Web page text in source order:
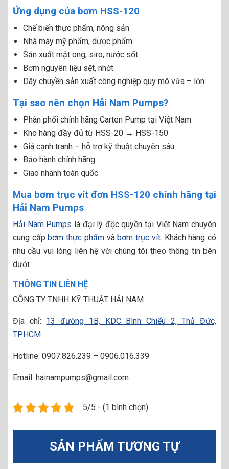
Ứng dụng của bơm HSS-120
Chế biến thực phẩm, nông sản
Nhà máy mỹ phẩm, dược phẩm
Sản xuất mật ong, siro, nước sốt
Bơm nguyên liệu sệt, nhớt
Dây chuyền sản xuất công nghiệp quy mô vừa – lớn
Tại sao nên chọn Hải Nam Pumps?
Phân phối chính hãng Carten Pump tại Việt Nam
Kho hàng đầy đủ từ HSS-20 → HSS-150
Giá cạnh tranh – hỗ trợ kỹ thuật chuyên sâu
Bảo hành chính hãng
Giao nhanh toàn quốc
Mua bơm trục vít đơn HSS-120 chính hãng tại
Hải Nam Pumps
Hải Nam Pumps là đại lý độc quyền tại Việt Nam chuyên
cung cấpbơm thực phẩmvàbơm trục vít. Khách hàng có
nhu cầu vui lòng liên hệ với chúng tôi theo thông tin bên
dưới:
THÔNG TIN LIÊN HỆ
CÔNG TY TNHH KỸ THUẬT HẢI NAM
Địa chỉ: 13 đường 1B, KDC Bình Chiểu 2, Thủ Đức,
TPHCM
Hotline: 0907.826.239 – 0906.016.339
Email: hainampumps@gmail.com
5/5 - (1 bình chọn)
SẢN PHẨM TƯƠNG TỰ